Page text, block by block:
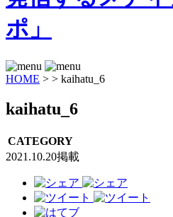
HOME > > kaihatu_6
kaihatu_6
CATEGORY
2021.10.20掲載